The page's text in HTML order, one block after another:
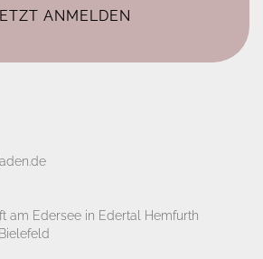
am Edersee in Edertal Hemfurth